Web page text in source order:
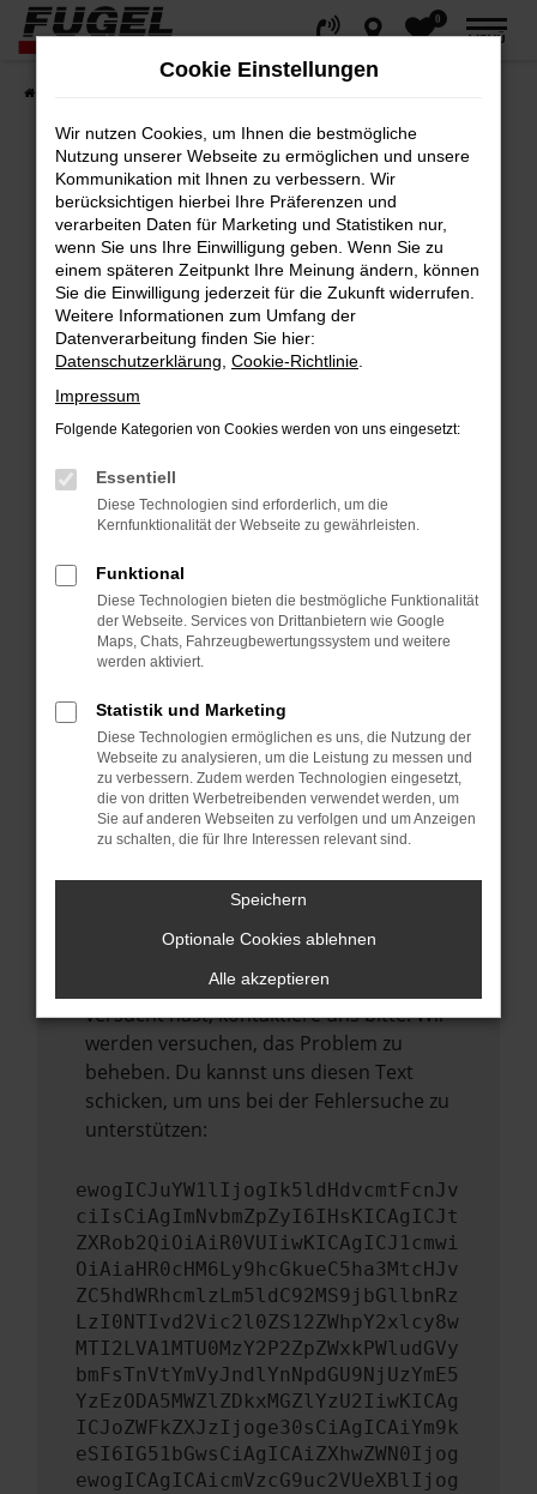
Zum
Hauptinhalt
springen
0
MENÜ
Fehler: Network Error
Beim Laden ist ein Fehler aufgetreten.
Hier sind ein paar Tipps, die dir helfen können:
Überprüfe deine Firewall und deine
Internetverbindung.
Laden andere Webseiten, zum Beispiel
deine Suchmaschine?
Prüfe deine Browsererweiterungen.
Manche Erweiterungen, wie Werbeblocker,
können das Laden bestimmter Seiten
anderen Browser oder in einem privaten
Fenster?
Starte dein Gerät neu.
vorübergehende Probleme zu beheben.
Stelle sicher, dass dein Browser und dein
Betriebssystem auf dem neuesten Stand
sind.
Veraltete Software birgt nicht nur ein
führen, dass bestimmte Funktionen nicht
Wende dich an den Webseitenbetreiber.
Wenn du alle oben genannten Schritte
versucht hast, kontaktiere uns bitte. Wir
werden versuchen, das Problem zu
beheben. Du kannst uns diesen Text
schicken, um uns bei der Fehlersuche zu
unterstützen:
ewogICJuYW1lIjogIk5ldHdvcmtFcnJv
ciIsCiAgImNvbmZpZyI6IHsKICAgICJt
ZXRob2QiOiAiR0VUIiwKICAgICJ1cmwi
OiAiaHR0cHM6Ly9hcGkueC5ha3MtcHJv
ZC5hdWRhcmlzLm5ldC92MS9jbGllbnRz
LzI0NTIvd2Vic2l0ZS12ZWhpY2xlcy8w
MTI2LVA1MTU0MzY2P2ZpZWxkPWludGVy
bmFsTnVtYmVyJndlYnNpdGU9NjUzYmE5
YzEzODA5MWZlZDkxMGZlYzU2IiwKICAg
ICJoZWFkZXJzIjoge30sCiAgICAiYm9k
eSI6IG51bGwsCiAgICAiZXhwZWN0Ijog
ewogICAgICAicmVzcG9uc2VUeXBlIjog
Cookie Einstellungen
Wir nutzen Cookies, um Ihnen die bestmögliche
Nutzung unserer Webseite zu ermöglichen und unsere
Kommunikation mit Ihnen zu verbessern. Wir
berücksichtigen hierbei Ihre Präferenzen und
verarbeiten Daten für Marketing und Statistiken nur,
wenn Sie uns Ihre Einwilligung geben. Wenn Sie zu
einem späteren Zeitpunkt Ihre Meinung ändern, können
Sie die Einwilligung jederzeit für die Zukunft widerrufen.
Weitere Informationen zum Umfang der
Datenverarbeitung finden Sie hier:
Datenschutzerklärung Cookie-Richtlinie
Impressum
Folgende Kategorien von Cookies werden von uns eingesetzt:
Essentiell
Diese Technologien sind erforderlich, um die
Kernfunktionalität der Webseite zu gewährleisten.
Funktional
Diese Technologien bieten die bestmögliche Funktionalität
der Webseite. Services von Drittanbietern wie Google
Maps, Chats, Fahrzeugbewertungssystem und weitere
werden aktiviert.
Statistik und Marketing
Diese Technologien ermöglichen es uns, die Nutzung der
Webseite zu analysieren, um die Leistung zu messen und
zu verbessern. Zudem werden Technologien eingesetzt,
die von dritten Werbetreibenden verwendet werden, um
Sie auf anderen Webseiten zu verfolgen und um Anzeigen
zu schalten, die für Ihre Interessen relevant sind.
Speichern
Optionale Cookies ablehnen
Alle akzeptieren